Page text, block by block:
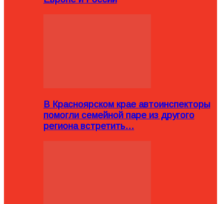
В Красноярском крае автоинспекторы
помогли семейной паре из другого
региона встретить…